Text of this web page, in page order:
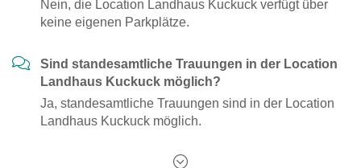
Nein, die Location Landhaus Kuckuck verfügt über
keine eigenen Parkplätze.
Sind standesamtliche Trauungen in der Location
Landhaus Kuckuck möglich?
Ja, standesamtliche Trauungen sind in der Location
Landhaus Kuckuck möglich.